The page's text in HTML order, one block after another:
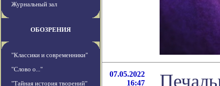
Журнальный зал
ОБОЗРЕНИЯ
"Классики и современники"
"Слово о..."
"Тайная история творений"
07.05.2022
16:47